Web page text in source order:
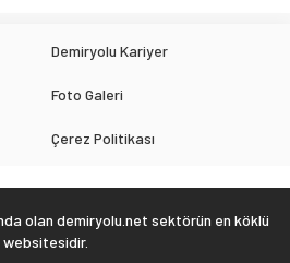
Demiryolu Kariyer
Foto Galeri
Çerez Politikası
olan demiryolu.net sektörün en köklü
websitesidir.